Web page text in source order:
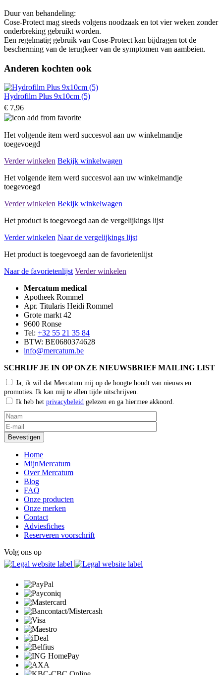
Duur van behandeling:
Cose-Protect mag steeds volgens noodzaak en tot vier weken zonder
onderbreking gebruikt worden.
Een regelmatig gebruik van Cose-Protect kan bijdragen tot de
bescherming van de terugkeer van de symptomen van aambeien.
Anderen kochten ook
Hydrofilm Plus 9x10cm (5)
€ 7,96
Het volgende item werd succesvol aan uw winkelmandje
toegevoegd
Verder winkelen Bekijk winkelwagen
Het volgende item werd succesvol aan uw winkelmandje
toegevoegd
Verder winkelen Bekijk winkelwagen
Het product is toegevoegd aan de vergelijkings lijst
Verder winkelen Naar de vergelijkings lijst
Het product is toegevoegd aan de favorietenlijst
Naar de favorietenlijst Verder winkelen
Mercatum medical
Apotheek Rommel
Apr. Titularis Heidi Rommel
Grote markt 42
9600 Ronse
Tel: +32 55 21 35 84
BTW: BE0680374628
info@mercatum.be
SCHRIJF JE IN OP ONZE NIEUWSBRIEF MAILING LIST
Ja, ik wil dat Mercatum mij op de hoogte houdt van nieuws en
promoties. Ik kan mij te allen tijde uitschrijven.
Ik heb het privacybeleid gelezen en ga hiermee akkoord.
Home
MijnMercatum
Over Mercatum
Blog
FAQ
Onze producten
Onze merken
Contact
Adviesfiches
Reserveren voorschrift
Volg ons op